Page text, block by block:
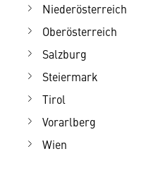
Niederösterreich
Oberösterreich
Salzburg
Steiermark
Tirol
Vorarlberg
Wien